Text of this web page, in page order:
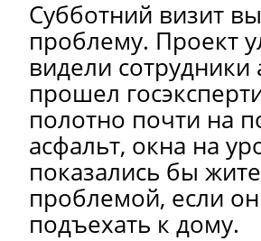
Субботний визит
проблему. Проект
видели
прошел
полотно почти на
асфальт, окна на
показались бы
проблемой, если
подъехать к дому.